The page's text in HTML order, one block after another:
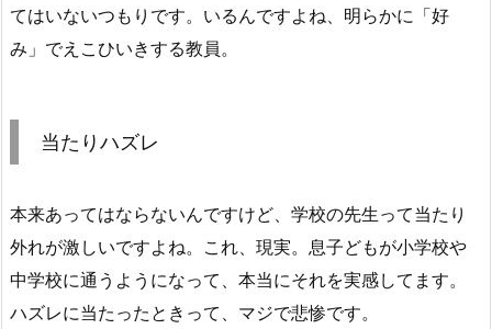
てはいないつもりです。いるんですよね、明らかに「好
み」でえこひいきする教員。
当たりハズレ
本来あってはならないんですけど、学校の先生って当たり
外れが激しいですよね。これ、現実。息子どもが小学校や
中学校に通うようになって、本当にそれを実感してます。
ハズレに当たったときって、マジで悲惨です。